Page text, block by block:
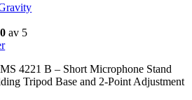
0 av 5
4221 B – Short Microphone Stand
Tripod Base and 2-Point Adjustment